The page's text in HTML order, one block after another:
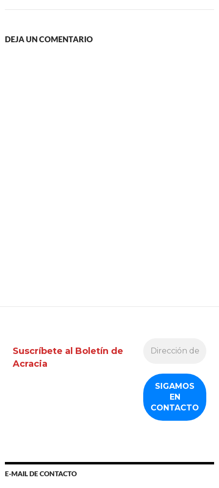
DEJA UN COMENTARIO
Suscríbete al Boletín de
Acracia
E-MAIL DE CONTACTO